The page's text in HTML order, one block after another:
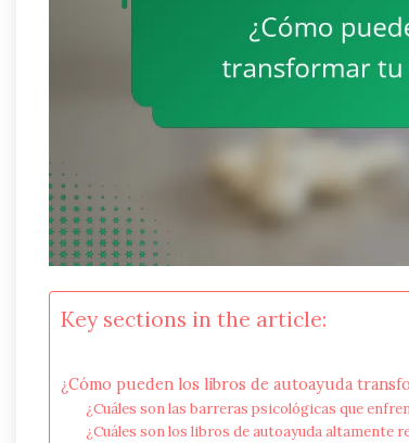
Key sections in the article:
¿Cómo pueden los libros de autoayuda
¿Cuáles son las barreras psicológicas que
¿Cuáles son los libros de autoayuda altamente